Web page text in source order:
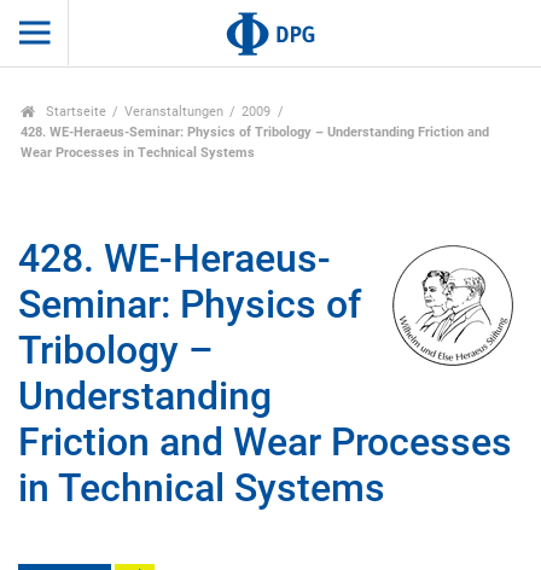
Startseite Veranstaltungen
2009
428. WE-Heraeus-Seminar: Physics of Tribology – Understanding Friction and
Wear Processes in Technical Systems
428. WE-Heraeus-
Seminar: Physics of
Tribology –
Understanding
Friction and Wear Processes
in Technical Systems